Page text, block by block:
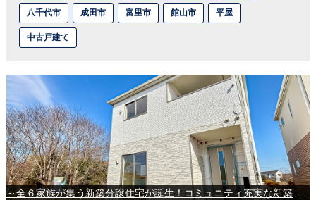
八千代市 成田市 富里市 館山市 平屋
中古戸建て
～全６家族が集う新築分譲住宅が誕生！コミュニティ充実な新築戸建です♪**～千葉市若葉区小倉町～